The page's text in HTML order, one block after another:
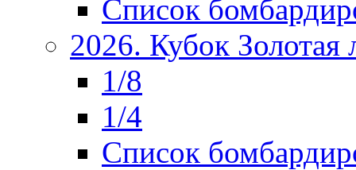
Список
2026. Кубок Золотая
1/8
1/4
Список